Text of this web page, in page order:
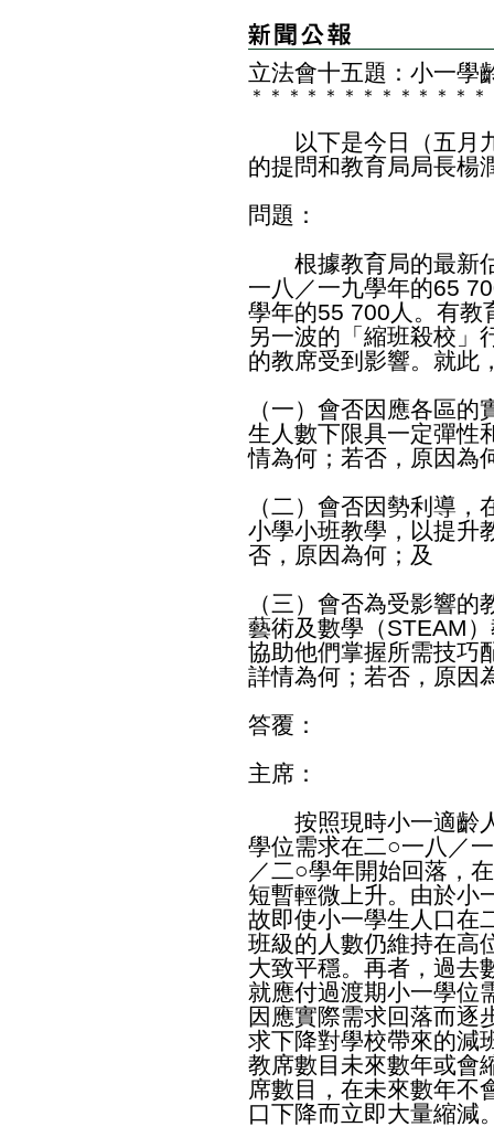
立法會十五題：小一學
＊ ＊ ＊ ＊ ＊ ＊ ＊ ＊ ＊ ＊ ＊ ＊ ＊
以下是今日（五月九
的提問和教育局局長楊
問題：
根據教育局的最新估
一八／一九學年的65
學年的55 700人。有教
另一波的「縮班殺校」
的教席受到影響。就此
（一）會否因應各區
生人數下限具一定彈性
情為何；若否，原因為
（二）會否因勢利導
小學小班教學，以提升
否，原因為何；及
（三）會否為受影響
藝術及數學（STEAM
協助他們掌握所需技巧
詳情為何；若否，原因
答覆：
主席：
按照現時小一適齡人
學位需求在二○一八／
／二○學年開始回落，
短暫輕微上升。由於小
故即使小一學生人口在
班級的人數仍維持在高
大致平穩。再者，過去
就應付過渡期小一學位
因應實際需求回落而逐
求下降對學校帶來的減
教席數目未來數年或會
席數目，在未來數年不
口下降而立即大量縮減